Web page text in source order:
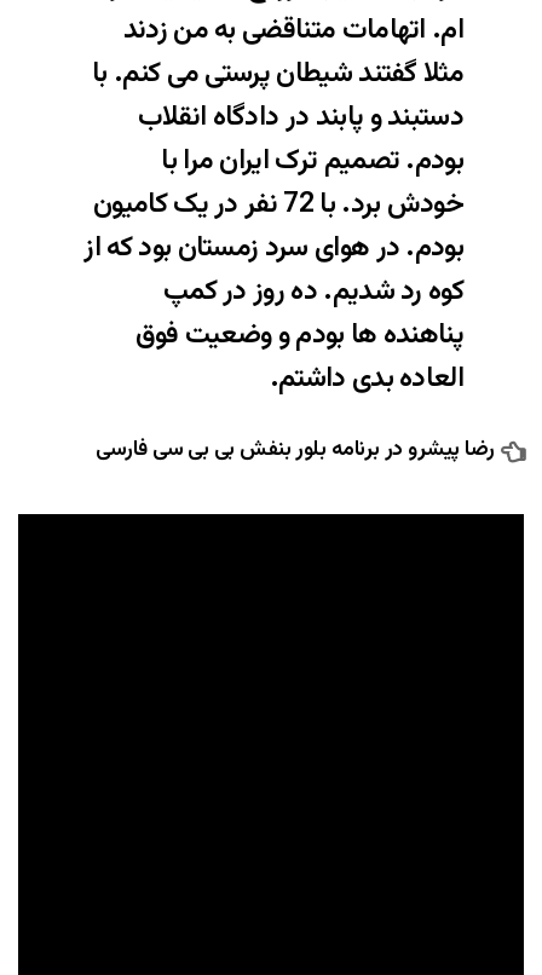
ام. اتهامات متناقضی به من زدند
مثلا گفتند شیطان پرستی می کنم. با
دستبند و پابند در دادگاه انقلاب
بودم. تصمیم ترک ایران مرا با
خودش برد. با 72 نفر در یک کامیون
بودم. در هوای سرد زمستان بود که از
کوه رد شدیم. ده روز در کمپ
پناهنده ها بودم و وضعیت فوق
العاده بدی داشتم.
رضا پیشرو در برنامه بلور بنفش بی بی سی فارسی